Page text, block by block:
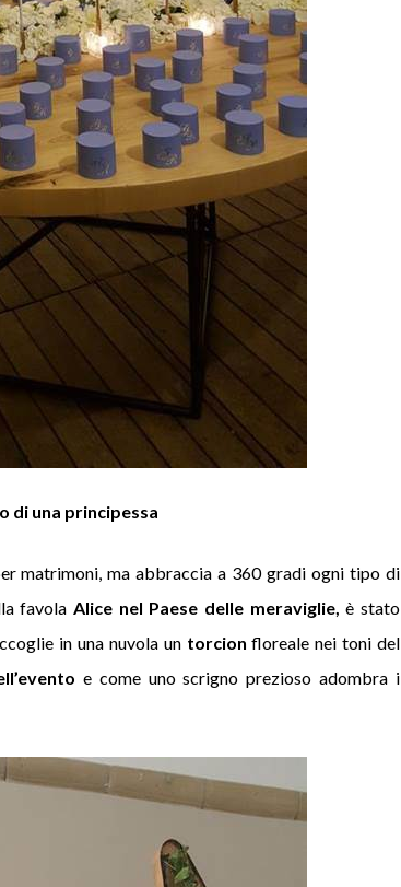
di una principessa
matrimoni, ma abbraccia a 360 gradi ogni tipo di
favolaAlice nel Paese delle meraviglie, è stato
in una nuvola un torcion floreale nei toni del
e come uno scrigno prezioso adombra i